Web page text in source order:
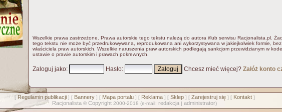
Wszelkie prawa zastrzeżone. Prawa autorskie tego tekstu należą do autora i/lub serwisu Racjonalista.pl.
tego tekstu nie może być przedrukowywana, reprodukowana ani wykorzystywana w jakiejkolwiek formie,
właściciela praw autorskich. Wszelkie naruszenia praw autorskich podlegają sankcjom przewidzianym w
ustawie o prawie autorskim i prawach pokrewnych.
Zaloguj jako: Hasło: Chcesz mieć więcej? Załóż konto
[ Regulamin publikacji] [ Bannery] [ Mapa portalu] [ Reklama] [ Sklep] [ Zarejestruj się] [ Kontakt]
Racjonalista © Copyright 2000-2018 (e-mail: redakcja | administrator)